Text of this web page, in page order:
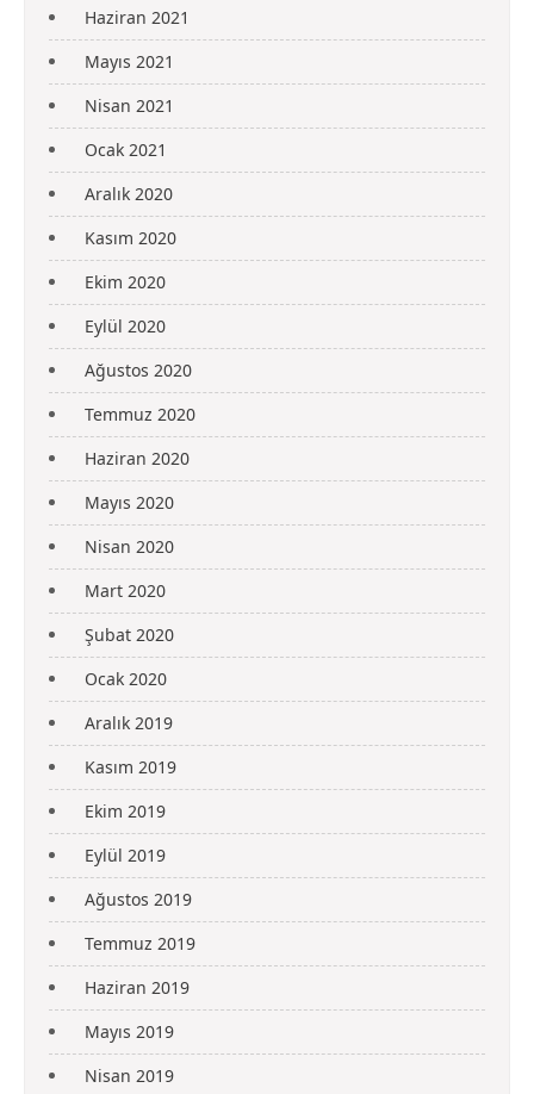
Haziran 2021
Mayıs 2021
Nisan 2021
Ocak 2021
Aralık 2020
Kasım 2020
Ekim 2020
Eylül 2020
Ağustos 2020
Temmuz 2020
Haziran 2020
Mayıs 2020
Nisan 2020
Mart 2020
Şubat 2020
Ocak 2020
Aralık 2019
Kasım 2019
Ekim 2019
Eylül 2019
Ağustos 2019
Temmuz 2019
Haziran 2019
Mayıs 2019
Nisan 2019